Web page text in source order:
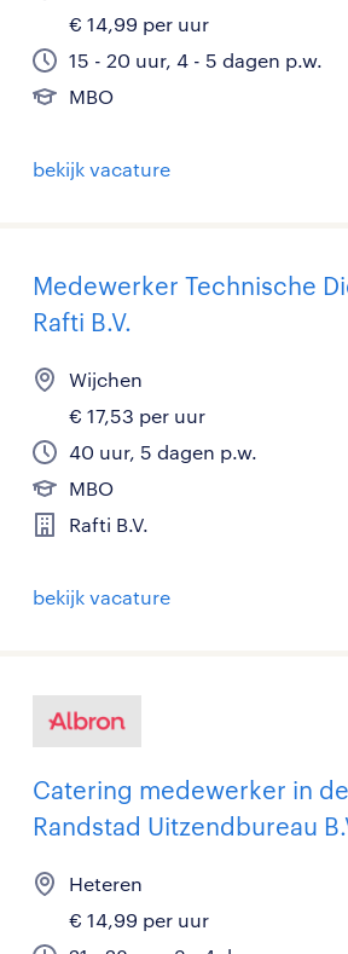
€ 14,99 per uur
15 - 20 uur, 4 - 5 dagen p.w.
MBO
bekijk vacature
Medewerker Technische
Rafti B.V.
Wijchen
€ 17,53 per uur
40 uur, 5 dagen p.w.
MBO
Rafti B.V.
bekijk vacature
Catering medewerker in
Randstad Uitzendbureau
Heteren
€ 14,99 per uur